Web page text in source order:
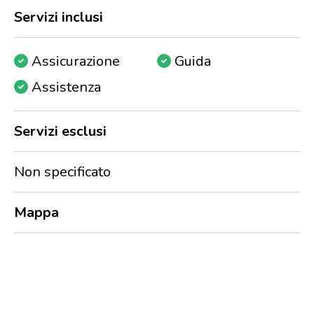
Servizi inclusi
Assicurazione
Guida
Assistenza
Servizi esclusi
Non specificato
Mappa